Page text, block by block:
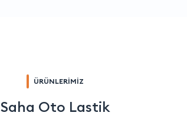
ÜRÜNLERİMİZ
Saha Oto Lastik